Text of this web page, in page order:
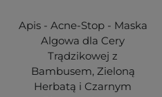
Apis - Acne-Stop - Maska
Algowa dla Cery
Trądzikowej z
Bambusem, Zieloną
Herbatą i Czarnym